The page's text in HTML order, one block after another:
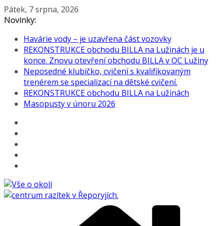
Přeskočit
na
Pátek, 7 srpna, 2026
Novinky:
Havárie vody – je uzavřena část vozovky
REKONSTRUKCE obchodu BILLA na Lužinách je u
konce. Znovu otevření obchodu BILLA v OC Lužiny
Neposedné klubíčko, cvičení s kvalifikovaným
trenérem se specializací na dětské cvičení.
REKONSTRUKCE obchodu BILLA na Lužinách
Masopusty v únoru 2026